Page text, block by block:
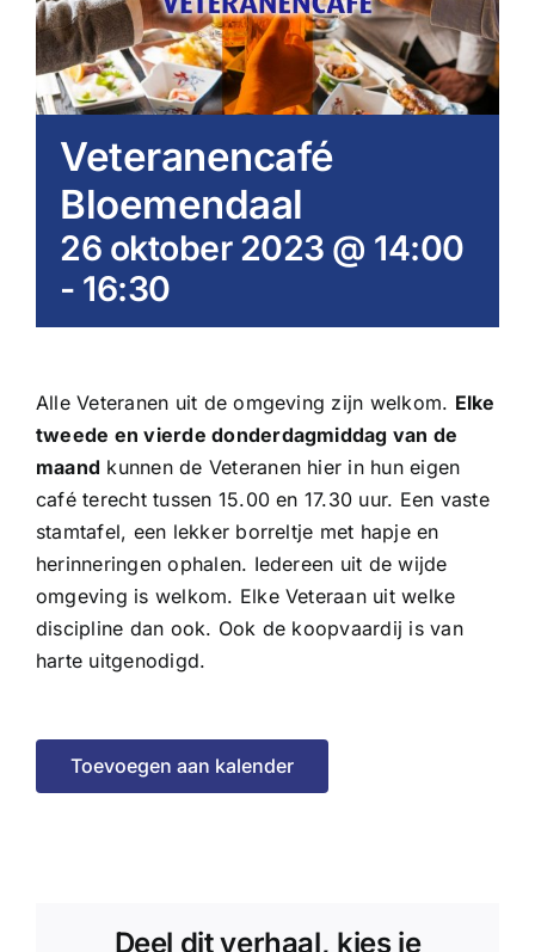
Veteranencafé
Bloemendaal
26 oktober 2023 @ 14:00
- 16:30
Alle Veteranen uit de omgeving zijn welkom. Elke
tweede en vierde donderdagmiddag van de
maand kunnen de Veteranen hier in hun eigen
café terecht tussen 15.00 en 17.30 uur. Een vaste
stamtafel, een lekker borreltje met hapje en
herinneringen ophalen. Iedereen uit de wijde
omgeving is welkom. Elke Veteraan uit welke
discipline dan ook. Ook de koopvaardij is van
harte uitgenodigd.
Toevoegen aan kalender
Deel dit verhaal, kies je